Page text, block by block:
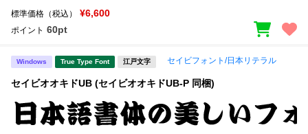
標準価格（税込） ¥6,600
ポイント 60pt
Windows True Type Font 江戸文字 セイビフォント/日本リテラル
セイビオオキドUB (セイビオオキドUB-P 同梱)